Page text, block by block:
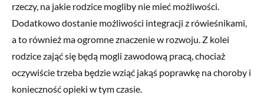
rzeczy, na jakie rodzice mogliby nie mieć możliwości.
Dodatkowo dostanie możliwości integracji z rówieśnikami,
a to również ma ogromne znaczenie w rozwoju. Z kolei
rodzice zająć się będą mogli zawodową pracą, chociaż
oczywiście trzeba będzie wziąć jakąś poprawkę na choroby i
konieczność opieki w tym czasie.